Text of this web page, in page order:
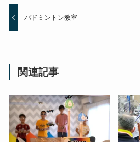
バドミントン教室
関連記事